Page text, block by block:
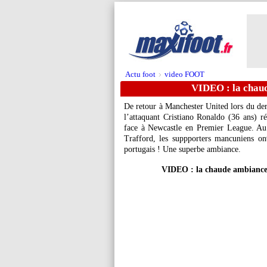
Actu foot > video FOOT
VIDEO : la
De retour à Manchester United lors du
l’attaquant Cristiano Ronaldo (36 ans)
face à Newcastle en Premier League.
Trafford, les suppporters mancuniens
portugais ! Une superbe ambiance.
VIDEO : la chaude